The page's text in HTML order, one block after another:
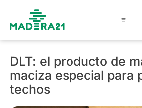
DLT: el producto de
maciza especial para
techos